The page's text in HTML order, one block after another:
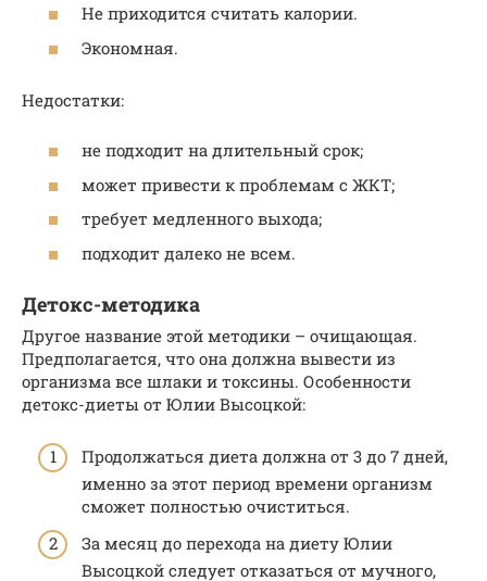
Не приходится считать калории.
Экономная.
Недостатки:
не подходит на длительный срок;
может привести к проблемам с ЖКТ;
требует медленного выхода;
подходит далеко не всем.
Детокс-методика
Другое название этой методики – очищающая.
Предполагается, что она должна вывести из
организма все шлаки и токсины. Особенности
детокс-диеты от Юлии Высоцкой:
Продолжаться диета должна от 3 до 7 дней,
именно за этот период времени организм
сможет полностью очиститься.
За месяц до перехода на диету Юлии
Высоцкой следует отказаться от мучного,